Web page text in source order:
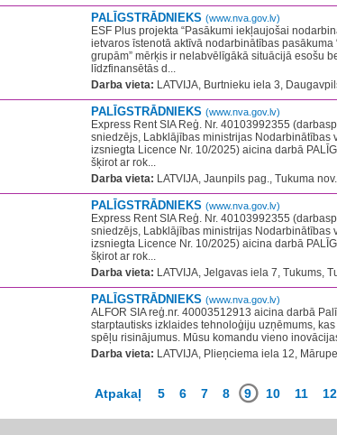
PALĪGSTRĀDNIEKS (www.nva.gov.lv)
ESF Plus projekta “Pasākumi iekļaujošai
ietvaros īstenotā aktīvā nodarbinātības pasākuma
grupām” mērķis ir nelabvēlīgākā situācijā esošu
līdzfinansētās d...
Darba vieta: LATVIJA, Burtnieku iela 3,
PALĪGSTRĀDNIEKS (www.nva.gov.lv)
Express Rent SIA Reģ. Nr. 40103992355
sniedzējs, Labklājības ministrijas Nodarbinātības
izsniegta Licence Nr. 10/2025) aicina darbā
šķirot ar rok...
Darba vieta: LATVIJA, Jaunpils pag., Tukuma nov.
PALĪGSTRĀDNIEKS (www.nva.gov.lv)
Express Rent SIA Reģ. Nr. 40103992355
sniedzējs, Labklājības ministrijas Nodarbinātības
izsniegta Licence Nr. 10/2025) aicina darbā
šķirot ar rok...
Darba vieta: LATVIJA, Jelgavas iela 7, Tukums,
PALĪGSTRĀDNIEKS (www.nva.gov.lv)
​ALFOR SIA reģ.nr. ​40003512913 aicina darbā
starptautisks izklaides tehnoloģiju uzņēmums,
spēļu risinājumus. Mūsu komandu vieno
Darba vieta: LATVIJA, Plieņciema iela 12,
Atpakaļ 5 6 7 8 9 10 11 12